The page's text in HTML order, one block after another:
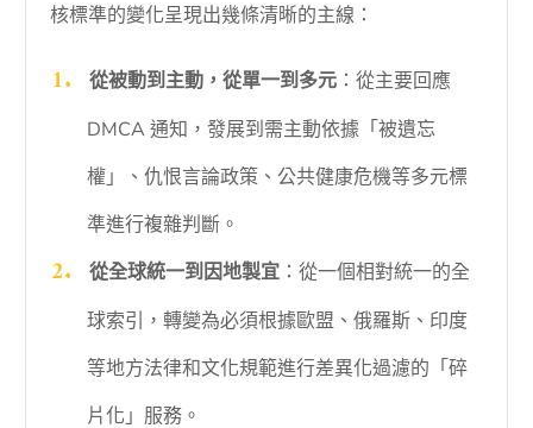
核標準的變化呈現出幾條清晰的主線：
從被動到主動，從單一到多元：從主要回應
DMCA 通知，發展到需主動依據「被遺忘
權」、仇恨言論政策、公共健康危機等多元標
準進行複雜判斷。
從全球統一到因地製宜：從一個相對統一的全
球索引，轉變為必須根據歐盟、俄羅斯、印度
等地方法律和文化規範進行差異化過濾的「碎
片化」服務。